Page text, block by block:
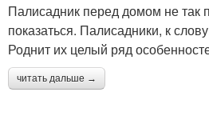
Палисадник перед домом не так
показаться. Палисадники, к
Роднит их целый ряд
читать дальше →